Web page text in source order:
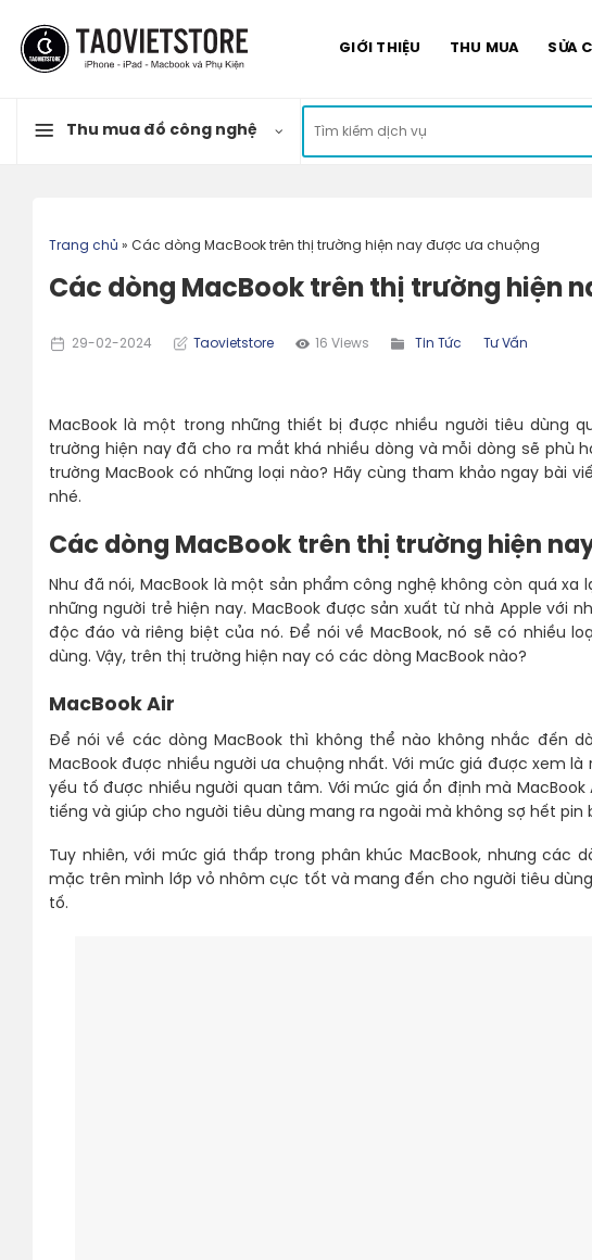
content
GIỚI THIỆU THU MUA SỬA
Thu mua đồ công nghệ
kiếm:
Trang chủ » Các dòng MacBook trên thị trường hiện nay được ưa chuộng
Các dòng MacBook trên thị trường hiện
29-02-2024 Taovietstore 16 Views Tin Tức Tư Vấn
MacBook là một trong những thiết bị được nhiều người tiêu dùng
trường hiện nay đã cho ra mắt khá nhiều dòng và mỗi dòng sẽ phù
trường MacBook có những loại nào? Hãy cùng tham khảo ngay bài
nhé.
Các dòng MacBook trên thị trường hiện
Như đã nói, MacBook là một sản phẩm công nghệ không còn quá
những người trẻ hiện nay. MacBook được sản xuất từ nhà Apple với
độc đáo và riêng biệt của nó. Để nói về MacBook, nó sẽ có nhiều
dùng. Vậy, trên thị trường hiện nay có các dòng MacBook nào?
MacBook Air
Để nói về các dòng MacBook thì không thể nào không nhắc đến
MacBook được nhiều người ưa chuộng nhất. Với mức giá được xem
yếu tố được nhiều người quan tâm. Với mức giá ổn định mà MacBook
tiếng và giúp cho người tiêu dùng mang ra ngoài mà không sợ hết pin
Tuy nhiên, với mức giá thấp trong phân khúc MacBook, nhưng các
mặc trên mình lớp vỏ nhôm cực tốt và mang đến cho người tiêu
tố.